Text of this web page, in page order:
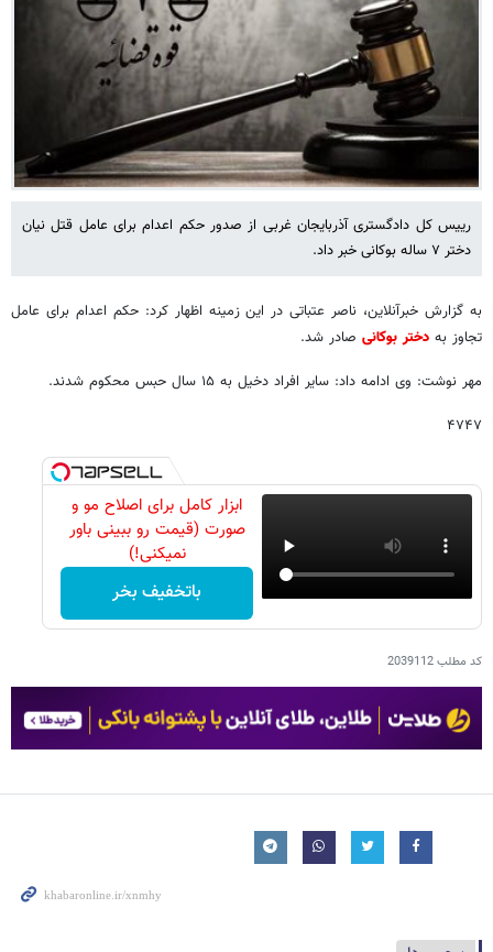
رییس کل دادگستری آذربایجان غربی از صدور حکم اعدام برای عامل قتل نیان
دختر ۷ ساله بوکانی خبر داد.
به گزارش خبرآنلاین، ناصر عتباتی در این زمینه اظهار کرد: حکم اعدام برای عامل
تجاوز به دختر بوکانی صادر شد.
مهر نوشت: وی ادامه داد: سایر افراد دخیل به ۱۵ سال حبس محکوم شدند.
۴۷۴۷
ابزار کامل برای اصلاح مو و
صورت (قیمت رو ببینی باور
نمیکنی!)
باتخفیف بخر
کد مطلب2039112